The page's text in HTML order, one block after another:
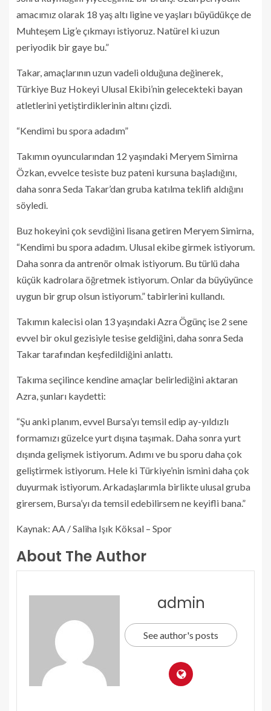
amacımız olarak 18 yaş altı ligine ve yaşları büyüdükçe de
Muhteşem Lig’e çıkmayı istiyoruz. Natürel ki uzun
periyodik bir gaye bu.”
Takar, amaçlarının uzun vadeli olduğuna değinerek,
Türkiye Buz Hokeyi Ulusal Ekibi’nin gelecekteki bayan
atletlerini yetiştirdiklerinin altını çizdi.
“Kendimi bu spora adadım”
Takımın oyuncularından 12 yaşındaki Meryem Simirna
Özkan, evvelce tesiste buz pateni kursuna başladığını,
daha sonra Seda Takar’dan gruba katılma teklifi aldığını
söyledi.
Buz hokeyini çok sevdiğini lisana getiren Meryem Simirna,
“Kendimi bu spora adadım. Ulusal ekibe girmek istiyorum.
Daha sonra da antrenör olmak istiyorum. Bu türlü daha
küçük kadrolara öğretmek istiyorum. Onlar da büyüyünce
uygun bir grup olsun istiyorum.” tabirlerini kullandı.
Takımın kalecisi olan 13 yaşındaki Azra Ögünç ise 2 sene
evvel bir okul gezisiyle tesise geldiğini, daha sonra Seda
Takar tarafından keşfedildiğini anlattı.
Takıma seçilince kendine amaçlar belirlediğini aktaran
Azra, şunları kaydetti:
“Şu anki planım, evvel Bursa’yı temsil edip ay-yıldızlı
formamızı güzelce yurt dışına taşımak. Daha sonra yurt
dışında gelişmek istiyorum. Adımı ve bu sporu daha çok
geliştirmek istiyorum. Hele ki Türkiye’nin ismini daha çok
duyurmak istiyorum. Arkadaşlarımla birlikte ulusal gruba
girersem, Bursa’yı da temsil edebilirsem ne keyifli bana.”
Kaynak: AA / Saliha Işık Köksal – Spor
About The Author
admin
See author's posts